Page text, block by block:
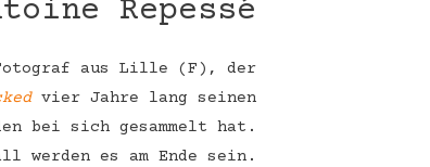
Repessé
aus Lille (F), der
vier Jahre lang seinen
bei sich gesammelt hat.
werden es am Ende sein.